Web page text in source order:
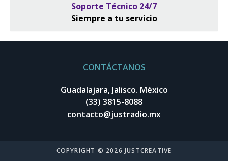
Soporte Técnico 24/7
Siempre a tu servicio
CONTÁCTANOS
Guadalajara, Jalisco. México
(33) 3815-8088
contacto@justradio.mx
COPYRIGHT © 2026 JUSTCREATIVE